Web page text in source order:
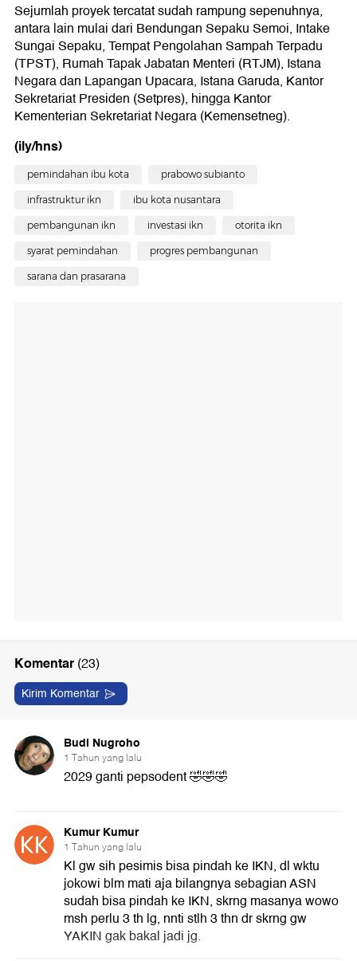
Sejumlah proyek tercatat sudah rampung sepenuhnya,
antara lain mulai dari Bendungan Sepaku Semoi, Intake
Sungai Sepaku, Tempat Pengolahan Sampah Terpadu
(TPST), Rumah Tapak Jabatan Menteri (RTJM), Istana
Negara dan Lapangan Upacara, ⁠Istana Garuda, ⁠Kantor
Sekretariat Presiden (Setpres), hingga ⁠Kantor
Kementerian Sekretariat Negara (Kemensetneg).
(ily/hns)
pemindahan ibu kota prabowo subianto
infrastruktur ikn ibu kota nusantara
pembangunan ikn investasi ikn otorita ikn
syarat pemindahan progres pembangunan
sarana dan prasarana